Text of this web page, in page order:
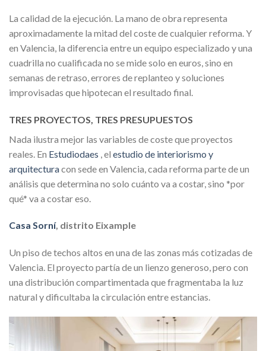
La calidad de la ejecución. La mano de obra representa
aproximadamente la mitad del coste de cualquier reforma. Y
en Valencia, la diferencia entre un equipo especializado y una
cuadrilla no cualificada no se mide solo en euros, sino en
semanas de retraso, errores de replanteo y soluciones
improvisadas que hipotecan el resultado final.
TRES PROYECTOS, TRES PRESUPUESTOS
Nada ilustra mejor las variables de coste que proyectos
reales. En Estudiodaes , el estudio de interiorismo y
arquitecturacon sede en Valencia, cada reforma parte de un
análisis que determina no solo cuánto va a costar, sino *por
qué* va a costar eso.
Casa Sorní, distrito Eixample
Un piso de techos altos en una de las zonas más cotizadas de
Valencia. El proyecto partía de un lienzo generoso, pero con
una distribución compartimentada que fragmentaba la luz
natural y dificultaba la circulación entre estancias.